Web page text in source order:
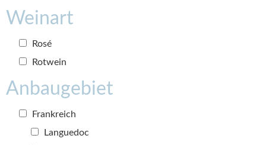
Weinart
Rosé
Rotwein
Anbaugebiet
Frankreich
Languedoc